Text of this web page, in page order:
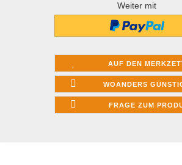
Weiter mit
AUF DEN
WOANDERS
FRAGE ZUM